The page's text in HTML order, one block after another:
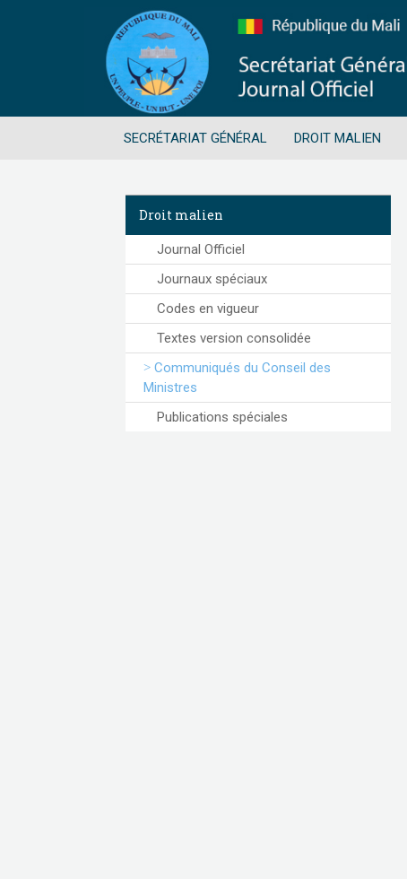
SECRÉTARIAT GÉNÉRAL DROIT MALIEN
Droit malien
Journal Officiel
Journaux spéciaux
Codes en vigueur
Textes version consolidée
Communiqués du Conseil des
Ministres
Publications spéciales